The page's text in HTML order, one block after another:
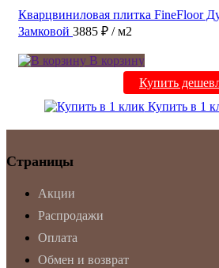
Кварцвиниловая плитка FineFloor
Замковой 3885 ₽ / м2
В корзину
Купить
Купить в 1
Страницы
Акции
Распродажи
Оплата
Обмен и возврат